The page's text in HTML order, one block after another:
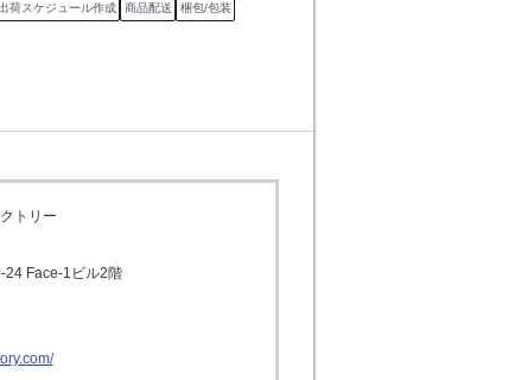
荷スケジュール作成 商品配送
梱包/包装
トリー
24 Face-1ビル2階